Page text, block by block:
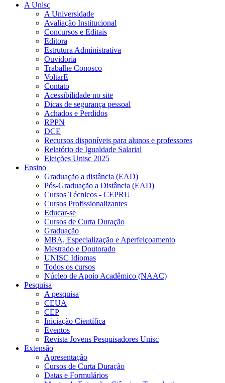
A Unisc
A Universidade
Avaliação Institucional
Concursos e Editais
Editora
Estrutura Administrativa
Ouvidoria
Trabalhe Conosco
VoltarE
Contato
Acessibilidade no site
Dicas de segurança pessoal
Achados e Perdidos
RPPN
DCE
Recursos disponíveis para alunos e professores
Relatório de Igualdade Salarial
Eleições Unisc 2025
Ensino
Graduação a distância (EAD)
Pós-Graduação a Distância (EAD)
Cursos Técnicos - CEPRU
Cursos Profissionalizantes
Educar-se
Cursos de Curta Duração
Graduação
MBA, Especialização e Aperfeiçoamento
Mestrado e Doutorado
UNISC Idiomas
Todos os cursos
Núcleo de Apoio Acadêmico (NAAC)
Pesquisa
A pesquisa
CEUA
CEP
Iniciação Científica
Eventos
Revista Jovens Pesquisadores Unisc
Extensão
Apresentação
Cursos de Curta Duração
Datas e Formulários